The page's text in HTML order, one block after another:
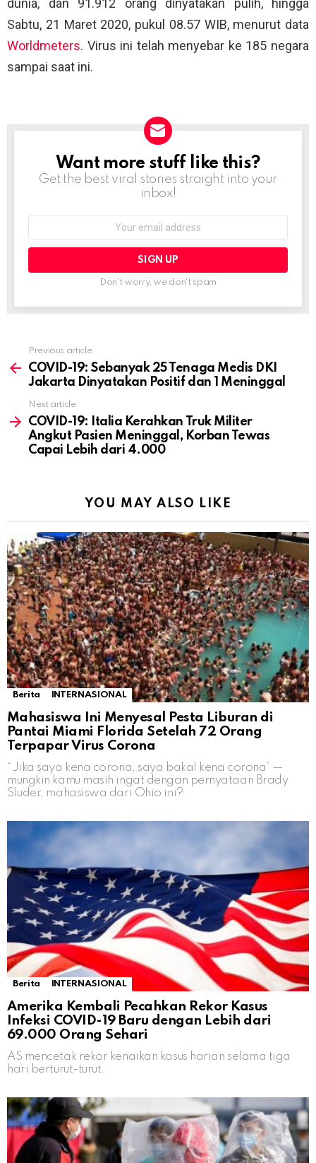
dunia, dan 91.912 orang dinyatakan pulih, hingga
Sabtu, 21 Maret 2020, pukul 08.57 WIB, menurut data
Worldmeters. Virus ini telah menyebar ke 185 negara
sampai saat ini.
NEWSLETTER
Want more stuff like this?
Get the best viral stories straight into your
inbox!
Don't worry, we don't spam
more
Previous article
COVID-19: Sebanyak 25 Tenaga Medis DKI
Jakarta Dinyatakan Positif dan 1 Meninggal
Next article
COVID-19: Italia Kerahkan Truk Militer
Angkut Pasien Meninggal, Korban Tewas
Capai Lebih dari 4.000
YOU MAY ALSO LIKE
Berita INTERNASIONAL
Mahasiswa Ini Menyesal Pesta Liburan di
Pantai Miami Florida Setelah 72 Orang
Terpapar Virus Corona
“Jika saya kena corona, saya bakal kena corona” —
mungkin kamu masih ingat dengan pernyataan Brady
Sluder, mahasiswa dari Ohio ini?
Berita INTERNASIONAL
Amerika Kembali Pecahkan Rekor Kasus
Infeksi COVID-19 Baru dengan Lebih dari
69.000 Orang Sehari
AS mencetak rekor kenaikan kasus harian selama tiga
hari berturut-turut.